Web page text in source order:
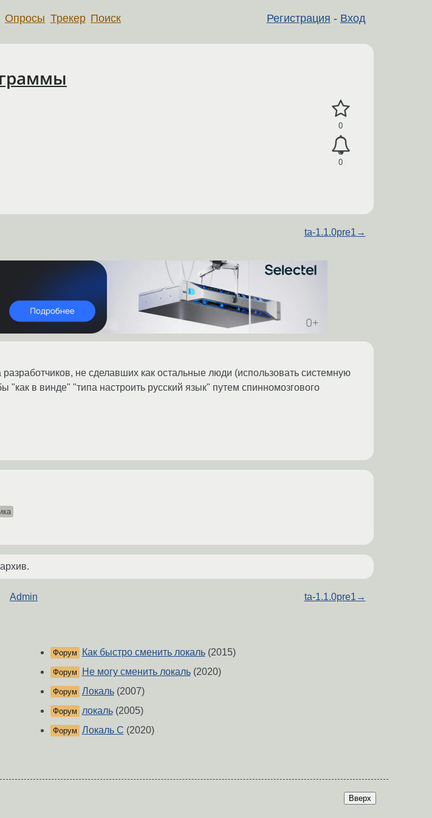
Регистрация - Вход
Опросы Трекер Поиск
0
0
ta-1.1.0pre1 →
не сделавших как остальные люди (использовать системную
"как в винде" "типа настроить русский язык" путем спинномозгового
Admin ta-1.1.0pre1 →
Форум Как быстро сменить локаль(2015)
Форум Не могу сменить локаль(2020)
Форум Локаль(2007)
Форум локаль(2005)
Форум Локаль C (2020)
Вверх